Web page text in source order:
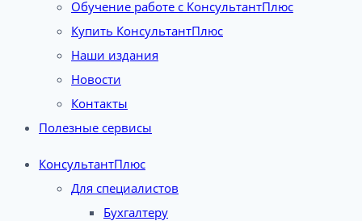
Обучение работе с КонсультантПлюс
Купить КонсультантПлюс
Наши издания
Новости
Контакты
Полезные сервисы
КонсультантПлюс
Для специалистов
Бухгалтеру